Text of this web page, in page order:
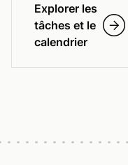
Explorer les
tâches et le
calendrier